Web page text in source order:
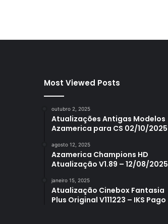
Most Viewed Posts
outubro 2, 2025
Atualizações Antigas Modelos
Azamerica para CS 02/10/2025
agosto 12, 2025
Azamerica Champions HD
Atualização V1.89 – 12/08/2025
janeiro 15, 2025
Atualização Cinebox Fantasia
Plus Original V111223 – IKS Pago